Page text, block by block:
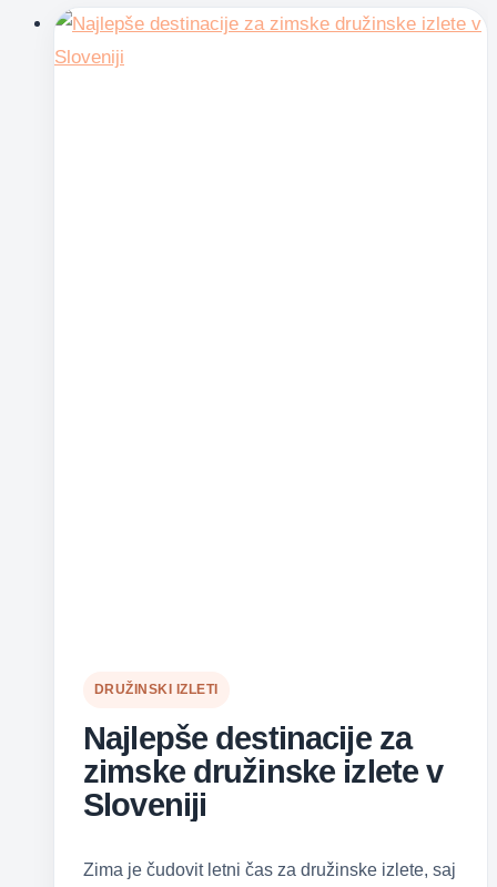
DRUŽINSKI IZLETI
Najlepše destinacije za
zimske družinske izlete v
Sloveniji
Zima je čudovit letni čas za družinske izlete, saj